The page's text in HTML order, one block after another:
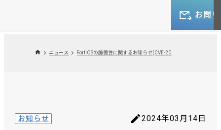
お問
ニュース
お知らせ 2024年03月14日